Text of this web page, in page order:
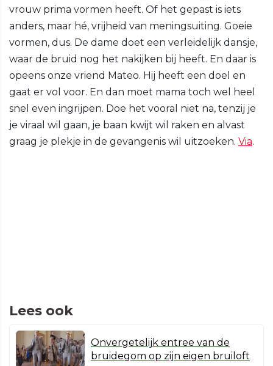
vrouw prima vormen heeft. Of het gepast is iets
anders, maar hé, vrijheid van meningsuiting. Goeie
vormen, dus. De dame doet een verleidelijk dansje,
waar de bruid nog het nakijken bij heeft. En daar is
opeens onze vriend Mateo. Hij heeft een doel en
gaat er vol voor. En dan moet mama toch wel heel
snel even ingrijpen. Doe het vooral niet na, tenzij je
je viraal wil gaan, je baan kwijt wil raken en alvast
graag je plekje in de gevangenis wil uitzoeken. Via.
Lees ook
Onvergetelijk entree van de
bruidegom op zijn eigen bruiloft